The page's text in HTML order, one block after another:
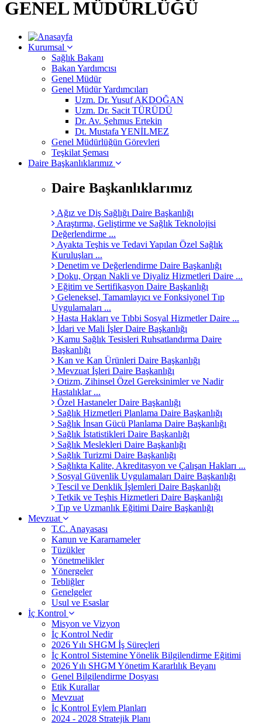
GENEL MÜDÜRLÜĞÜ
Kurumsal
Sağlık Bakanı
Bakan Yardımcısı
Genel Müdür
Genel Müdür Yardımcıları
Uzm. Dr. Yusuf AKDOĞAN
Uzm. Dr. Sacit TÜRÜDÜ
Dr. Av. Şehmus Ertekin
Dt. Mustafa YENİLMEZ
Genel Müdürlüğün Görevleri
Teşkilat Şeması
Daire Başkanlıklarımız
Daire Başkanlıklarımız
Ağız ve Diş Sağlığı Daire Başkanlığı
Araştırma, Geliştirme ve Sağlık Teknolojisi
Değerlendirme ...
Ayakta Teşhis ve Tedavi Yapılan Özel Sağlık
Kuruluşları ...
Denetim ve Değerlendirme Daire Başkanlığı
Doku, Organ Nakli ve Diyaliz Hizmetleri Daire ...
Eğitim ve Sertifikasyon Daire Başkanlığı
Geleneksel, Tamamlayıcı ve Fonksiyonel Tıp
Uygulamaları ...
Hasta Hakları ve Tıbbi Sosyal Hizmetler Daire ...
İdari ve Mali İşler Daire Başkanlığı
Kamu Sağlık Tesisleri Ruhsatlandırma Daire
Başkanlığı
Kan ve Kan Ürünleri Daire Başkanlığı
Mevzuat İşleri Daire Başkanlığı
Otizm, Zihinsel Özel Gereksinimler ve Nadir
Hastalıklar ...
Özel Hastaneler Daire Başkanlığı
Sağlık Hizmetleri Planlama Daire Başkanlığı
Sağlık İnsan Gücü Planlama Daire Başkanlığı
Sağlık İstatistikleri Daire Başkanlığı
Sağlık Meslekleri Daire Başkanlığı
Sağlık Turizmi Daire Başkanlığı
Sağlıkta Kalite, Akreditasyon ve Çalışan Hakları ...
Sosyal Güvenlik Uygulamaları Daire Başkanlığı
Tescil ve Denklik İşlemleri Daire Başkanlığı
Tetkik ve Teşhis Hizmetleri Daire Başkanlığı
Tıp ve Uzmanlık Eğitimi Daire Başkanlığı
Mevzuat
T.C. Anayasası
Kanun ve Kararnameler
Tüzükler
Yönetmelikler
Yönergeler
Tebliğler
Genelgeler
Usul ve Esaslar
İç Kontrol
Misyon ve Vizyon
İç Kontrol Nedir
2026 Yılı SHGM İş Süreçleri
İç Kontrol Sistemine Yönelik Bilgilendirme Eğitimi
2026 Yılı SHGM Yönetim Kararlılık Beyanı
Genel Bilgilendirme Dosyası
Etik Kurallar
Mevzuat
İç Kontrol Eylem Planları
2024 - 2028 Stratejik Planı